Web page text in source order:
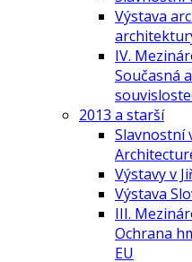
Výstava
IV.
Současná
2013 a starší
Slavnostní
Výstavy v
Výstava
III.
Ochrana
EU